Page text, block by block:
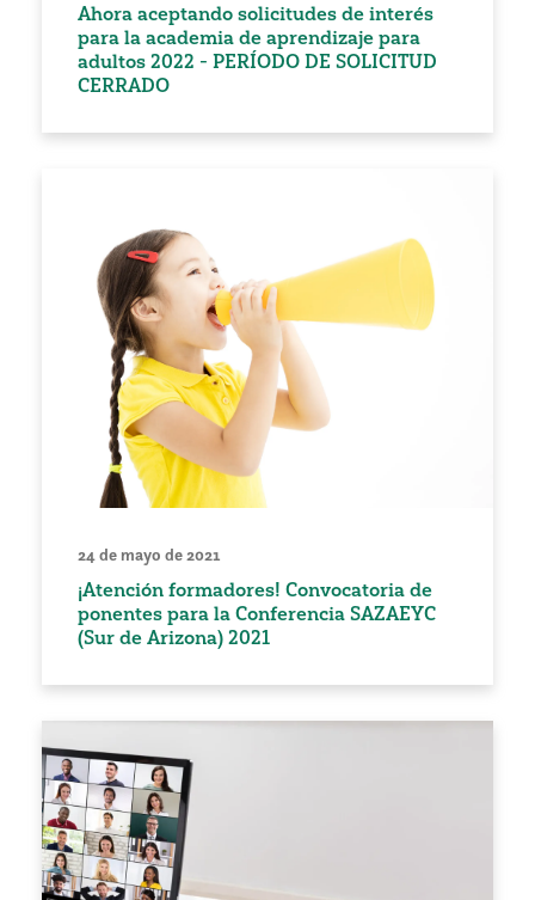
Ahora aceptando solicitudes de interés
para la academia de aprendizaje para
adultos 2022 - PERÍODO DE SOLICITUD
CERRADO
24 de mayo de 2021
¡Atención formadores! Convocatoria de
ponentes para la Conferencia SAZAEYC
(Sur de Arizona) 2021